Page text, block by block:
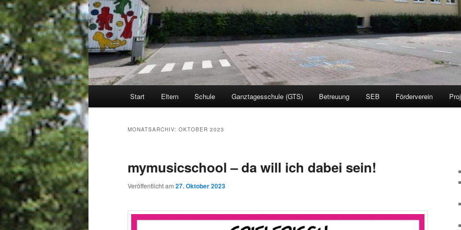
Start Eltern Schule Ganztagesschule (GTS) Betreuung SEB Förderverein
MONATSARCHIV: OKTOBER 2023
mymusicschool – da will ich dabei sein!
Veröffentlicht am 27. Oktober 2023